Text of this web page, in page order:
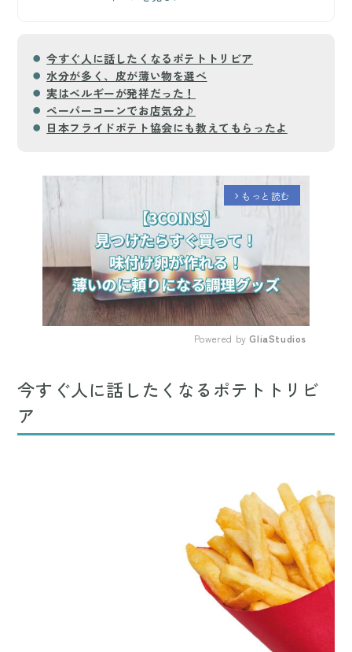
今すぐ人に話したくなるポテトトリビア
水分が多く、皮が薄い物を選べ
実はベルギーが発祥だった！
ペーパーコーンでお店気分♪
日本フライドポテト協会にも教えてもらったよ
arrow_forward_ios もっと読む
Powered by GliaStudios
今すぐ人に話したくなるポテトトリビ
ア